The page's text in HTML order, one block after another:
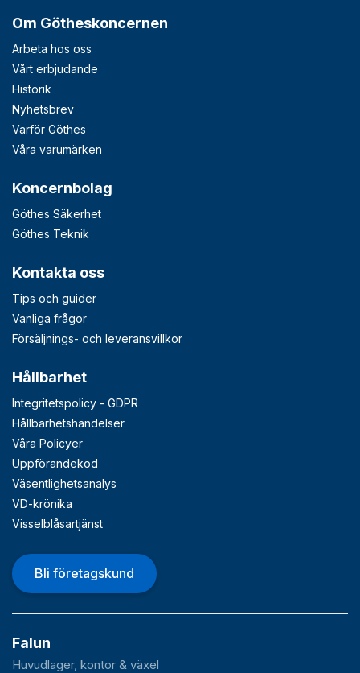
Om Götheskoncernen
Arbeta hos oss
Vårt erbjudande
Historik
Nyhetsbrev
Varför Göthes
Våra varumärken
Koncernbolag
Göthes Säkerhet
Göthes Teknik
Kontakta oss
Tips och guider
Vanliga frågor
Försäljnings- och leveransvillkor
Hållbarhet
Integritetspolicy - GDPR
Hållbarhetshändelser
Våra Policyer
Uppförandekod
Väsentlighetsanalys
VD-krönika
Visselblåsartjänst
Bli företagskund
Falun
Huvudlager, kontor & växel